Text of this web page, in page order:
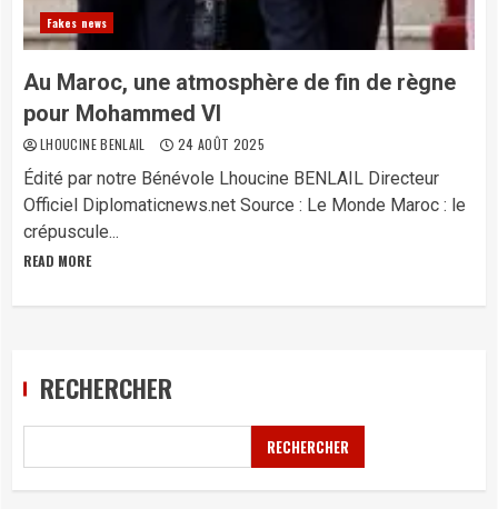
Fakes news
Au Maroc, une atmosphère de fin de règne
pour Mohammed VI
LHOUCINE BENLAIL 24 AOÛT 2025
Édité par notre Bénévole Lhoucine BENLAIL Directeur
Officiel Diplomaticnews.net Source : Le Monde Maroc : le
crépuscule...
READ MORE
RECHERCHER
RECHERCHER